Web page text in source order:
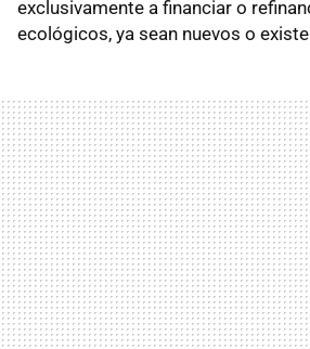
exclusivamente a financiar o
ecológicos, ya sean nuevos o